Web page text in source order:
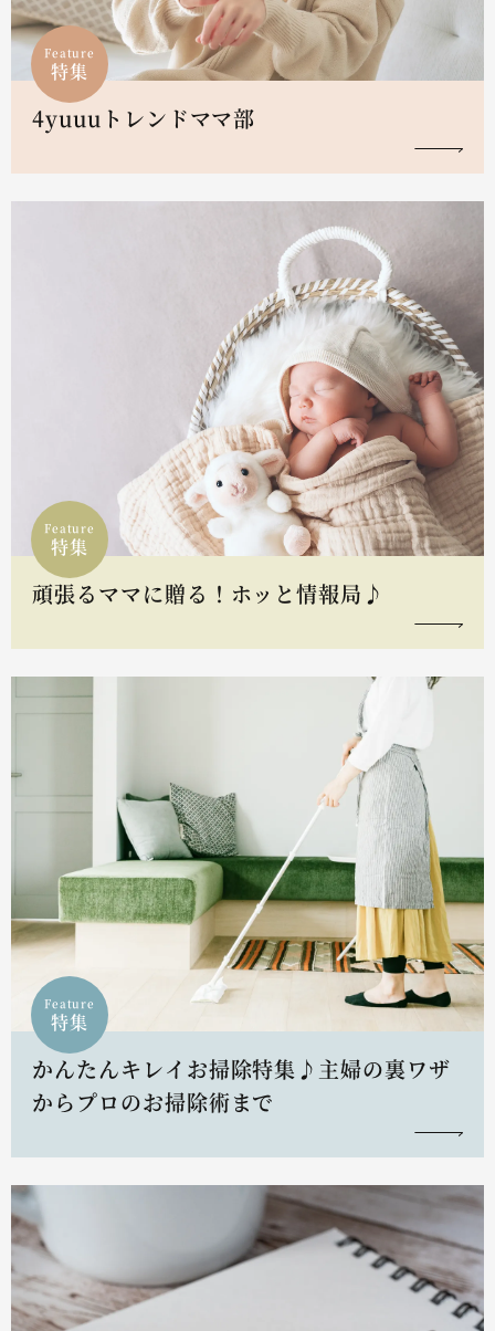
Feature
特集
4yuuuトレンドママ部
Feature
特集
頑張るママに贈る！ホッと情報局♪
Feature
特集
かんたんキレイお掃除特集♪主婦の裏ワザ
からプロのお掃除術まで